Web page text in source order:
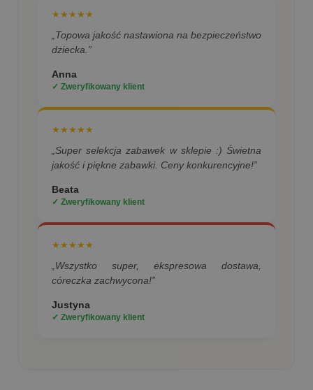
★★★★★
„Topowa jakość nastawiona na bezpieczeństwo
dziecka.”
Anna
✓ Zweryfikowany klient
★★★★★
„Super selekcja zabawek w sklepie :) Świetna
jakość i piękne zabawki. Ceny konkurencyjne!”
Beata
✓ Zweryfikowany klient
★★★★★
„Wszystko super, ekspresowa dostawa,
córeczka zachwycona!”
Justyna
✓ Zweryfikowany klient